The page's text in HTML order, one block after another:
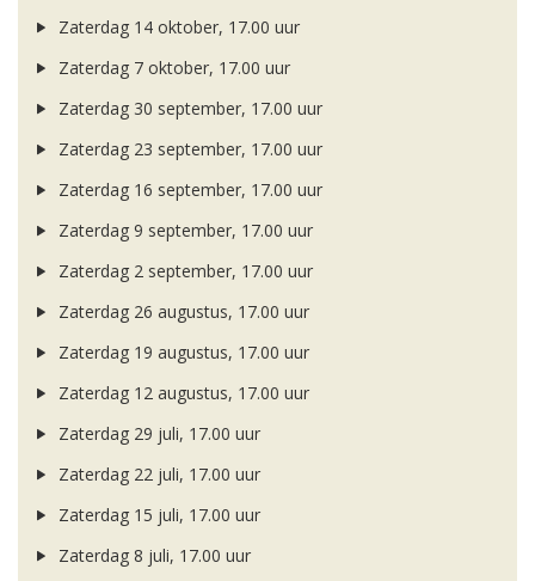
Zaterdag 14 oktober, 17.00 uur
Zaterdag 7 oktober, 17.00 uur
Zaterdag 30 september, 17.00 uur
Zaterdag 23 september, 17.00 uur
Zaterdag 16 september, 17.00 uur
Zaterdag 9 september, 17.00 uur
Zaterdag 2 september, 17.00 uur
Zaterdag 26 augustus, 17.00 uur
Zaterdag 19 augustus, 17.00 uur
Zaterdag 12 augustus, 17.00 uur
Zaterdag 29 juli, 17.00 uur
Zaterdag 22 juli, 17.00 uur
Zaterdag 15 juli, 17.00 uur
Zaterdag 8 juli, 17.00 uur